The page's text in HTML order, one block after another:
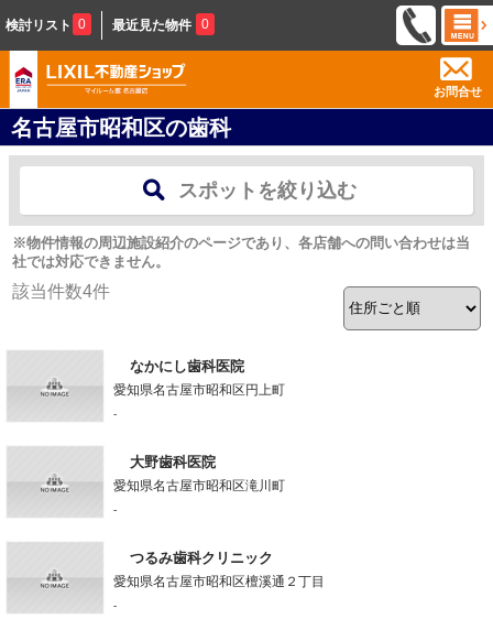
検討リスト 0 最近見た物件 0
お問合せ
名古屋市昭和区の歯科
スポットを絞り込む
※物件情報の周辺施設紹介のページであり、各店舗への問い合わせは当
社では対応できません。
該当件数4件
なかにし歯科医院
愛知県名古屋市昭和区円上町
-
大野歯科医院
愛知県名古屋市昭和区滝川町
-
つるみ歯科クリニック
愛知県名古屋市昭和区檀溪通２丁目
-